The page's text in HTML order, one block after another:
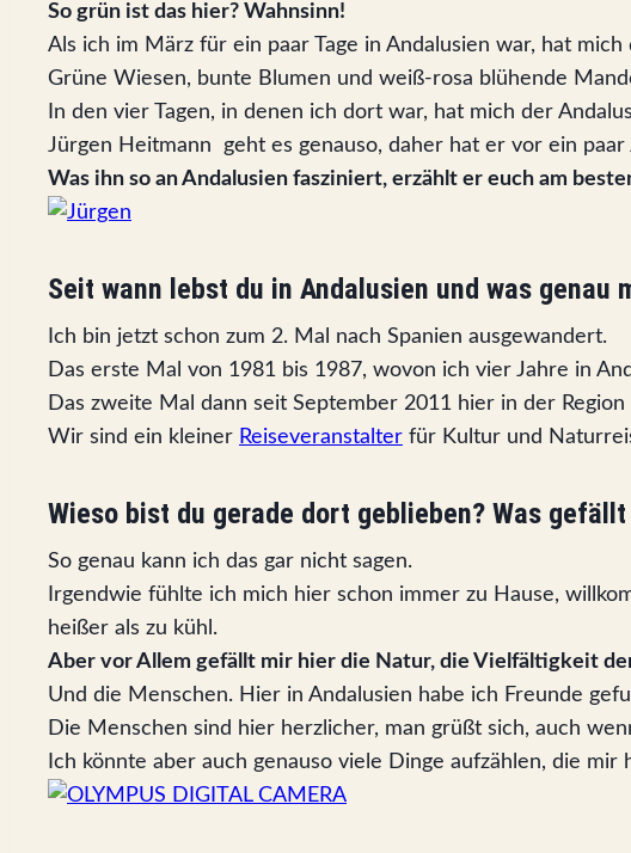
So grün ist das hier? Wahnsinn!
Als ich im März für ein paar Tage in Andalusien war, hat
Grüne Wiesen, bunte Blumen und weiß-rosa blühende
In den vier Tagen, in denen ich dort war, hat mich der
Jürgen Heitmann geht es genauso, daher hat er vor ein
Was ihn so an Andalusien fasziniert, erzählt er euch am
Seit wann lebst du in Andalusien und was genau
Ich bin jetzt schon zum 2. Mal nach Spanien ausgewandert.
Das erste Mal von 1981 bis 1987, wovon ich vier Jahre in
Das zweite Mal dann seit September 2011 hier in der Region
Wir sind ein kleiner Reiseveranstalter für Kultur und
Wieso bist du gerade dort geblieben? Was
So genau kann ich das gar nicht sagen.
Irgendwie fühlte ich mich hier schon immer zu Hause,
heißer als zu kühl.
Aber vor Allem gefällt mir hier die Natur, die Vielfältigkeit
Und die Menschen. Hier in Andalusien habe ich Freunde
Die Menschen sind hier herzlicher, man grüßt sich, auch
Ich könnte aber auch genauso viele Dinge aufzählen, die